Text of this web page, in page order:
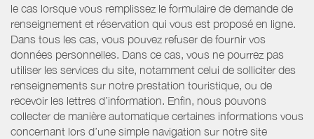
le cas lorsque vous remplissez le formulaire de demande de
renseignement et réservation qui vous est proposé en ligne.
Dans tous les cas, vous pouvez refuser de fournir vos
données personnelles. Dans ce cas, vous ne pourrez pas
utiliser les services du site, notamment celui de solliciter des
renseignements sur notre prestation touristique, ou de
recevoir les lettres d’information. Enfin, nous pouvons
collecter de manière automatique certaines informations vous
concernant lors d’une simple navigation sur notre site